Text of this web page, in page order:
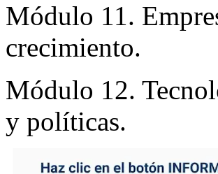
Módulo 11.
crecimiento.
Módulo 12.
y políticas.